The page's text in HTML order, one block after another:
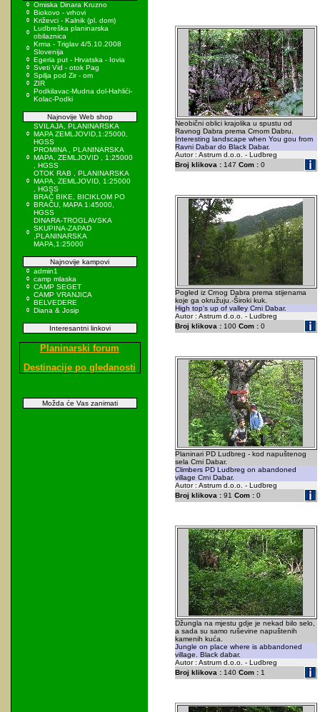
Omiska Dinara Kruzno
Biokovo - vrhovi
Križevci - Kalnik (pl. dom)
Ludbreška planinarska
obilaznica
Krma - Triglav 4/5.10.2008
Slovenija
Egeria put - Hrvatska - Iovia
Sveti Vid - otok Pag
Spilja pod Zir - om
ZIR
Podkilavac-Mudna dol-Hahlići-
Kolac-Podki
Najnovije Web shop
SVILAJA, PLANINARSKA
MAPA ZEMLJOVID,1:25000,
HGSS
PROMINA , PLANINARSKA
MAPA, ZEMLJOVID , 1:25000
, HGSS
OTOK RAB , PLANINARSKA
MAPA, ZEMLJOVID, 1:25000
, HGSS
BRAČ BIKE, BICIKLOM PO
BRAČU, MAPA 1:45000,
HGSS
DINARA-TROGLAVSKA
SKUPINA-ZAPAD
,PLANINARSKA
MAPA,1:25000
Najnovije kampovi
admin1
camp mlaska
CAMP SEGET
CAMP VRANJICA
BELVEDERE
Diana & Josip
Interesantni linkovi
Planinarski forum
Destinacije po gledanosti
Možda će Vas zanimati
Neobični oblici krajolika u spustu od
Ravnog Dabra prema Crnom Dabru.
Interesting landscape when You gou from
Ravni Dabar do Black Dabar.
Autor : Astrum d.o.o. - Ludbreg
Broj klikova :147 Com :0
Pogled iz Crnog Dabra prema stijenama
koje ga okružuju.-Široki kuk.
High top's up of valley Crni Dabar.
Autor : Astrum d.o.o. - Ludbreg
Broj klikova :100 Com :0
Planinari PD Ludbreg - kod napuštenog
sela Crni Dabar.
Climbers PD Ludbreg on abandoned
village Crni Dabar.
Autor : Astrum d.o.o. - Ludbreg
Broj klikova :91 Com :0
Džungla na mjestu gdje je nekad bilo selo,
a sada su samo ruševine napuštenih
kamenih kuća.
Jungle on place where is abbandoned
village. Black dabar.
Autor : Astrum d.o.o. - Ludbreg
Broj klikova :140 Com :1